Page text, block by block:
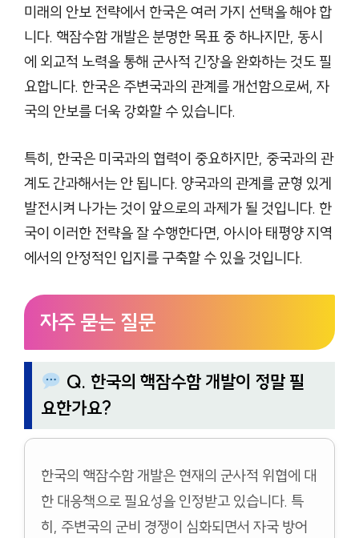
미래의 안보 전략에서 한국은 여러 가지 선택을 해야 합
니다. 핵잠수함 개발은 분명한 목표 중 하나지만, 동시
에 외교적 노력을 통해 군사적 긴장을 완화하는 것도 필
요합니다. 한국은 주변국과의 관계를 개선함으로써, 자
국의 안보를 더욱 강화할 수 있습니다.
특히, 한국은 미국과의 협력이 중요하지만, 중국과의 관
계도 간과해서는 안 됩니다. 양국과의 관계를 균형 있게
발전시켜 나가는 것이 앞으로의 과제가 될 것입니다. 한
국이 이러한 전략을 잘 수행한다면, 아시아 태평양 지역
에서의 안정적인 입지를 구축할 수 있을 것입니다.
자주 묻는 질문
Q. 한국의 핵잠수함 개발이 정말 필
요한가요?
한국의 핵잠수함 개발은 현재의 군사적 위협에 대
한 대응책으로 필요성을 인정받고 있습니다. 특
히, 주변국의 군비 경쟁이 심화되면서 자국 방어